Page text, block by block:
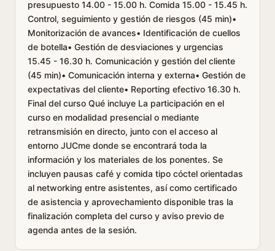
presupuesto 14.00 - 15.00 h. Comida 15.00 - 15.45 h.
Control, seguimiento y gestión de riesgos (45 min)•
Monitorización de avances• Identificación de cuellos
de botella• Gestión de desviaciones y urgencias
15.45 - 16.30 h. Comunicación y gestión del cliente
(45 min)• Comunicación interna y externa• Gestión de
expectativas del cliente• Reporting efectivo 16.30 h.
Final del curso Qué incluye La participación en el
curso en modalidad presencial o mediante
retransmisión en directo, junto con el acceso al
entorno JUCme donde se encontrará toda la
información y los materiales de los ponentes. Se
incluyen pausas café y comida tipo cóctel orientadas
al networking entre asistentes, así como certificado
de asistencia y aprovechamiento disponible tras la
finalización completa del curso y aviso previo de
agenda antes de la sesión.